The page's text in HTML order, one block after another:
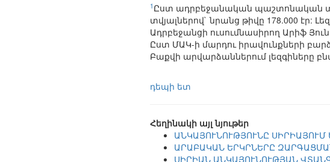
1 Ըստ ադրբեջանական պաշտոնական
տվյալներով` նրանց թիվը 178.000 էր:
Ադրբեջանցի ուսումնասիրող Արիֆ
Ըստ ՄԱԿ-ի մարդու իրավունքների
Բաքվի արվարձաններում լեզգիները
դեպի ետ
Հեղինակի այլ նյութեր
ԱՆԿԱՅՈՒՆՈՒԹՅՈՒՆԸ
ԱՐԱԲԱԿԱՆ ԵՐԿՐՆԵՐԸ
ՍԻՐԻԱՆ ԱՆԿԱՅՈՒՆՈՒԹՅԱՆ